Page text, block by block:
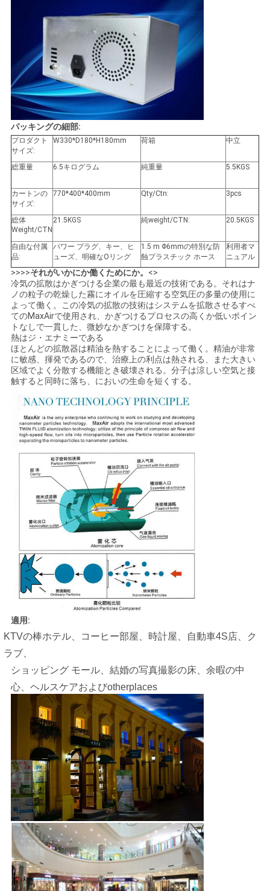
パッキングの細部:
プロダクト
サイズ:
W330*D180*H180mm 荷箱 中立
総重量 6.5キログラム 純重量 5.5KGS
カートンの
サイズ:
770*400*400mm Qty/Ctn: 3pcs
総体
Weight/CTN
21.5KGS 純weight/CTN: 20.5KGS
自由な付属
品:
パワー プラグ、キー、ヒ
ューズ、明確なOリング
1.5 m Φ6mmの特別な防
蝕プラスチック ホース
利用者マ
ニュアル
>>>>それがいかにか働くためにか。 <>
冷気の拡散はかぎつける企業の最も最近の技術である。それはナ
ノの粒子の乾燥した霧にオイルを圧縮する空気圧の多量の使用に
よって働く。この冷気の拡散の技術はシステムを拡散させるすべ
てのMaxAirで使用され、かぎつけるプロセスの高くか低いポイン
トなしで一貫した、微妙なかぎつけを保障する。
熱はジ・エナミーである
ほとんどの拡散器は精油を熱することによって働く。精油が非常
に敏感、揮発であるので、治療上の利点は熱される、また大きい
区域でよく分散する機能とき破壊される。分子は涼しい空気と接
触すると同時に落ち、においの生命を短くする。
適用:
KTVの棒ホテル、コーヒー部屋、時計屋、自動車4S店、ク
ラブ、
ショッピング モール、結婚の写真撮影の床、余暇の中
心、ヘルスケアおよびotherplaces